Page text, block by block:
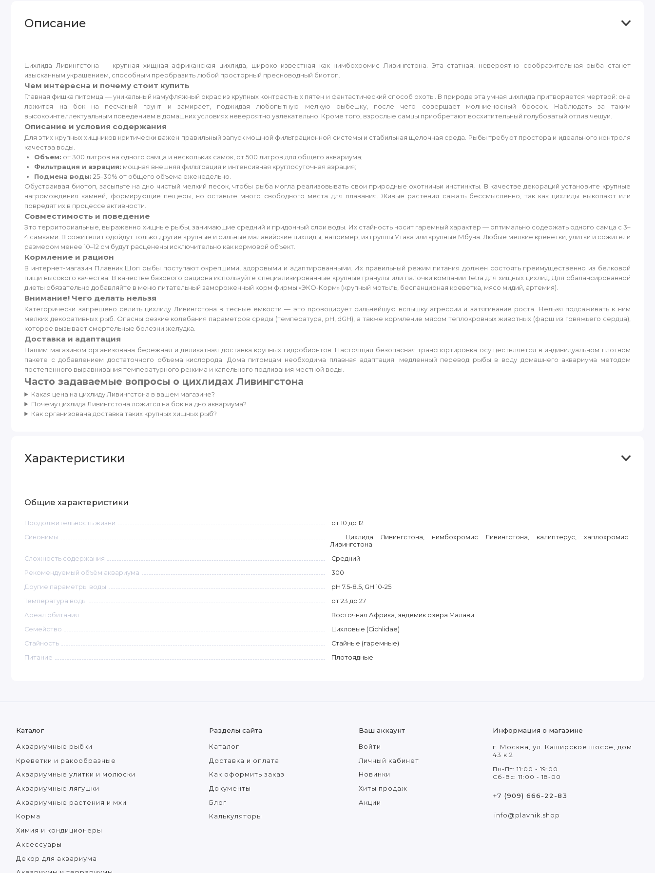
Описание
Цихлида Ливингстона — крупная хищная африканская цихлида, широко известная как нимбохромис Ливингстона. Эта статная, невероятно сообразительная рыба станет
изысканным украшением, способным преобразить любой просторный пресноводный биотоп.
Чем интересна и почему стоит купить
Главная фишка питомца — уникальный камуфляжный окрас из крупных контрастных пятен и фантастический способ охоты. В природе эта умная цихлида притворяется мертвой: она
ложится на бок на песчаный грунт и замирает, поджидая любопытную мелкую рыбешку, после чего совершает молниеносный бросок. Наблюдать за таким
высокоинтеллектуальным поведением в домашних условиях невероятно увлекательно. Кроме того, взрослые самцы приобретают восхитительный голубоватый отлив чешуи.
Описание и условия содержания
Для этих крупных хищников критически важен правильный запуск мощной фильтрационной системы и стабильная щелочная среда. Рыбы требуют простора и идеального контроля
качества воды.
Объем: от 300 литров на одного самца и нескольких самок, от 500 литров для общего аквариума;
Фильтрация и аэрация: мощная внешняя фильтрация и интенсивная круглосуточная аэрация;
Подмена воды: 25–30% от общего объема еженедельно.
Обустраивая биотоп, засыпьте на дно чистый мелкий песок, чтобы рыба могла реализовывать свои природные охотничьи инстинкты. В качестве декораций установите крупные
нагромождения камней, формирующие пещеры, но оставьте много свободного места для плавания. Живые растения сажать бессмысленно, так как цихлиды выкопают или
повредят их в процессе активности.
Совместимость и поведение
Это территориальные, выраженно хищные рыбы, занимающие средний и придонный слои воды. Их стайность носит гаремный характер — оптимально содержать одного самца с 3–
4 самками. В сожители подойдут только другие крупные и сильные малавийские цихлиды, например, из группы Утака или крупные Мбуна. Любые мелкие креветки, улитки и сожители
размером менее 10–12 см будут расценены исключительно как кормовой объект.
Кормление и рацион
В интернет-магазин Плавник Шоп рыбы поступают окрепшими, здоровыми и адаптированными. Их правильный режим питания должен состоять преимущественно из белковой
пищи высокого качества. В качестве базового рациона используйте специализированные крупные гранулы или палочки компании Tetra для хищных цихлид. Для сбалансированной
диеты обязательно добавляйте в меню питательный замороженный корм фирмы «ЭКО-Корм» (крупный мотыль, беспанцирная креветка, мясо мидий, артемия).
Внимание! Чего делать нельзя
Категорически запрещено селить цихлиду Ливингстона в тесные емкости — это провоцирует сильнейшую вспышку агрессии и затягивание роста. Нельзя подсаживать к ним
мелких декоративных рыб. Опасны резкие колебания параметров среды (температура, pH, dGH), а также кормление мясом теплокровных животных (фарш из говяжьего сердца),
которое вызывает смертельные болезни желудка.
Доставка и адаптация
Нашим магазином организована бережная и деликатная доставка крупных гидробионтов. Настоящая безопасная транспортировка осуществляется в индивидуальном плотном
пакете с добавлением достаточного объема кислорода. Дома питомцам необходима плавная адаптация: медленный перевод рыбы в воду домашнего аквариума методом
постепенного выравнивания температурного режима и капельного подливания местной воды.
Часто задаваемые вопросы о цихлидах Ливингстона
Какая цена на цихлиду Ливингстона в вашем магазине?
Почему цихлида Ливингстона ложится на бок на дно аквариума?
Как организована доставка таких крупных хищных рыб?
Характеристики
Общие характеристики
Продолжительность жизни
от 10 до 12
Синонимы
: Цихлида Ливингстона, нимбохромис Ливингстона, калиптерус, хаплохромис
Ливингстона
Сложность содержания
Средний
Рекомендуемый объём аквариума
300
Другие параметры воды
pH 7.5-8.5, GH 10-25
Температура воды
от 23 до 27
Ареал обитания
Восточная Африка, эндемик озера Малави
Семейство
Цихловые (Cichlidae)
Стайность
Стайные (гаремные)
Питание
Плотоядные
Каталог
Аквариумные рыбки
Креветки и ракообразные
Аквариумные улитки и молюски
Аквариумные лягушки
Аквариумные растения и мхи
Корма
Химия и кондиционеры
Аксессуары
Декор для аквариума
Разделы сайта
Каталог
Доставка и оплата
Как оформить заказ
Документы
Блог
Калькуляторы
Ваш аккаунт
Войти
Личный кабинет
Новинки
Хиты продаж
Акции
Информация о магазине
г. Москва, ул. Каширское шоссе, дом
43 к.2
Пн-Пт: 11:00 - 19:00
Сб-Вс: 11:00 - 18-00
+7 (909) 666-22-83
info@plavnik.shop